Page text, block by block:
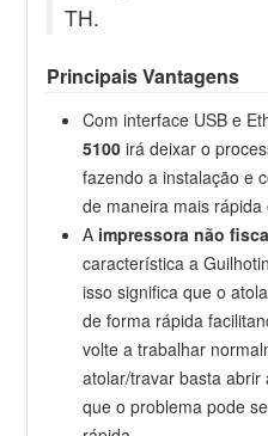
TH.
Principais Vantagens
Com interface USB e
5100irá deixar o
fazendo a instalação e
de maneira mais rápida
A impressora não
característica a
isso significa que o
de forma rápida
volte a trabalhar
atolar/travar basta
que o problema pode